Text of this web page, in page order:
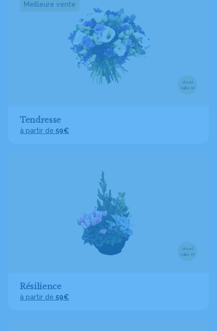
Meilleure vente
Visuel
taille M
Tendresse
à partir de 59€
Visuel
taille M
Résilience
à partir de 59€